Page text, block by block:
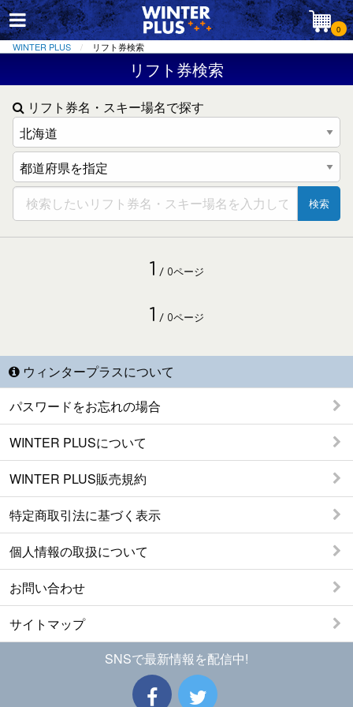
0
WINTER PLUS リフト券検索
リフト券検索
リフト券名・スキー場名で探す
検索
1 / 0ページ
1 / 0ページ
ウィンタープラスについて
パスワードをお忘れの場合
WINTER PLUSについて
WINTER PLUS販売規約
特定商取引法に基づく表示
個人情報の取扱について
お問い合わせ
サイトマップ
SNSで最新情報を配信中!